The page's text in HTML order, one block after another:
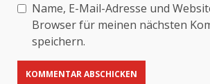
Name, E-Mail-Adresse und
Browser für meinen nächsten
speichern.